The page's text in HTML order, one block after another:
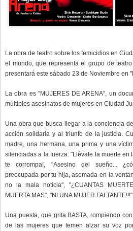
La obra de teatro sobre los femicidios en
el mundo, que representa el grupo de
presentará este sábado 23 de Noviembre en
La obra es "MUJERES DE ARENA", un
múltiples asesinatos de mujeres en Ciudad
Una obra que busca llegar a la conciencia
acción solidaria y al triunfo de la justicia.
madre, una hermana, una prima y una
silenciadas a la fuerza: "Llévate la muerte en
te corrompa!, "Asesino del sueño...
preocupada por tu hija, asomada en la
no la mala noticia", "¿CUANTAS
MUERTA MAS", "NI UNA MUJER
Una puesta, que grita BASTA, rompiendo
de las mujeres que temen alzar su voz